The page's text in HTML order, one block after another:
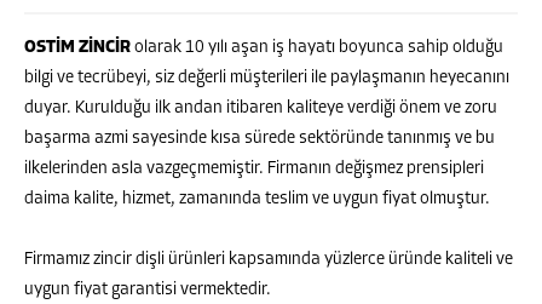
OSTİM ZİNCİR olarak 10 yılı aşan iş hayatı boyunca sahip olduğu
bilgi ve tecrübeyi, siz değerli müşterileri ile paylaşmanın heyecanını
duyar. Kurulduğu ilk andan itibaren kaliteye verdiği önem ve zoru
başarma azmi sayesinde kısa sürede sektöründe tanınmış ve bu
ilkelerinden asla vazgeçmemiştir. Firmanın değişmez prensipleri
daima kalite, hizmet, zamanında teslim ve uygun fiyat olmuştur.
Firmamız zincir dişli ürünleri kapsamında yüzlerce üründe kaliteli ve
uygun fiyat garantisi vermektedir.